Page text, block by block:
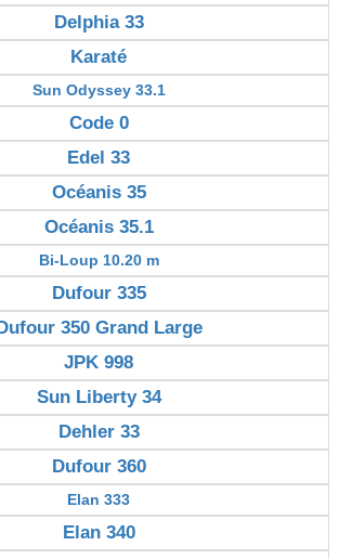
Delphia 33
Karaté
Sun Odyssey 33.1
Code 0
Edel 33
Océanis 35
Océanis 35.1
Bi-Loup 10.20 m
Dufour 335
350 Grand Large
JPK 998
Sun Liberty 34
Dehler 33
Dufour 360
Elan 333
Elan 340